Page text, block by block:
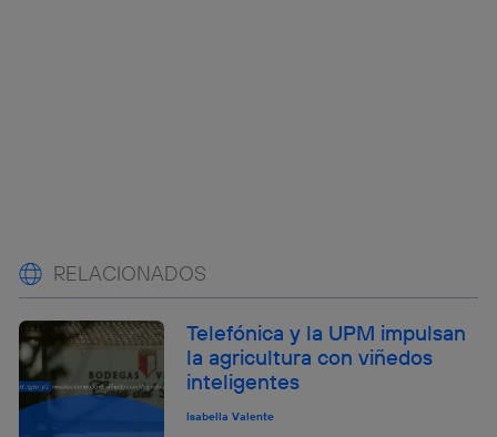
RELACIONADOS
Telefónica y la UPM impulsan
la agricultura con viñedos
inteligentes
Isabella Valente